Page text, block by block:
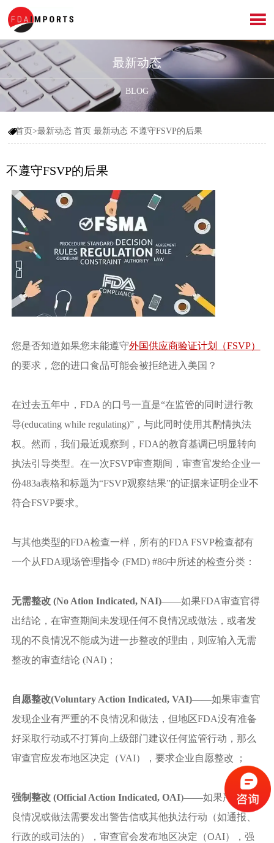

最新动态
BLOG
首页>最新动态首页 最新动态 不遵守FSVP的后果
不遵守FSVP的后果
您是否知道如果您未能遵守外国供应商验证计划（FSVP）
的要求，您的进口食品可能会被拒绝进入美国？
在过去五年中，FDA 的口号一直是“在监管的同时进行教
导(educating while regulating)”，与此同时使用其酌情执法
权。然而，我们最近观察到，FDA的教育基调已明显转向
执法引导类型。在一次FSVP审查期间，审查官发给企业一
份483a表格和标题为“FSVP观察结果”的证据来证明企业不
符合FSVP要求。
与其他类型的FDA检查一样，所有的FDA FSVP检查都有
一个从FDA现场管理指令 (FMD) #86中所述的检查分类：
无需整改 (No Ation Indicated, NAI)——如果FDA审查官得
出结论，在审查期间未发现任何不良情况或做法，或者发
现的不良情况不能成为进一步整改的理由，则应输入无需
整改的审查结论 (NAI)；
自愿整改(Voluntary Action Indicated, VAI)——如果审查官
发现企业有严重的不良情况和做法，但地区FDA没有准备
好采取行动或不打算向上级部门建议任何监管行动，那么
审查官应发布地区决定（VAI），要求企业自愿整改 ；
强制整改 (Official Action Indicated, OAI)——如果严重的不
良情况或做法需要发出警告信或其他执法行动（如通报、
行政的或司法的），审查官会发布地区决定（OAI），强